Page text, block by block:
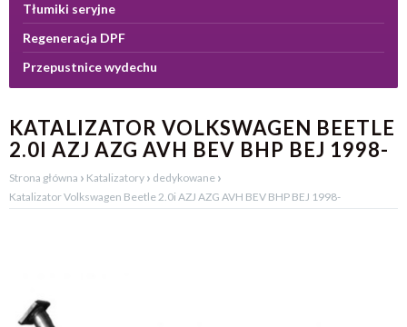
Tłumiki seryjne
Regeneracja DPF
Przepustnice wydechu
KATALIZATOR VOLKSWAGEN BEETLE
2.0I AZJ AZG AVH BEV BHP BEJ 1998-
Strona główna › Katalizatory › dedykowane ›
Katalizator Volkswagen Beetle 2.0i AZJ AZG AVH BEV BHP BEJ 1998-